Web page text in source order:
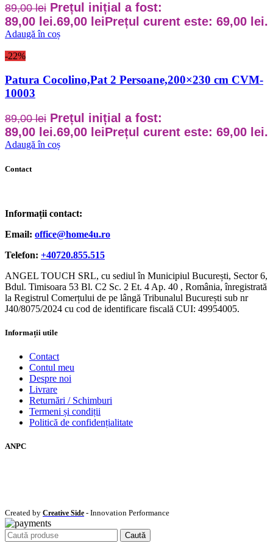
89,00lei Prețul inițial a fost:
89,00 lei.69,00 leiPrețul curent este: 69,00 lei.
Adaugă în coș
-22%
Patura Cocolino,Pat 2 Persoane,200×230 cm CVM-
10003
89,00lei Prețul inițial a fost:
89,00 lei.69,00 leiPrețul curent este: 69,00 lei.
Adaugă în coș
Contact
Informații contact:
Email: office@home4u.ro
Telefon: +40720.855.515
ANGEL TOUCH SRL, cu sediul în Municipiul București, Sector 6,
Bdul. Timisoara 53 Bl. C2 Sc. 2 Et. 4 Ap. 40 , România, înregistrată
la Registrul Comerțului de pe lângă Tribunalul București sub nr
J40/8075/2024 cu cod de identificare fiscală CUI: 49954005.
Informații utile
Contact
Contul meu
Despre noi
Livrare
Returnări / Schimburi
Termeni și condiții
Politică de confidențialitate
ANPC
Created by Creative Side - Innovation Performance
Caută